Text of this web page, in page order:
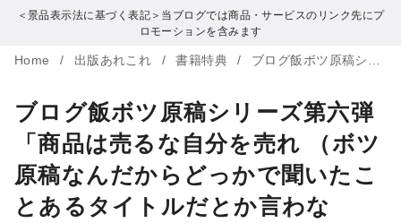
へ
＜景品表示法に基づく表記＞当ブログでは商品・サービスのリンク先にプ
ロモーションを含みます
Home 出版あれこれ 書籍特典 ブログ飯ボツ原稿シリーズ第六弾「商品は売るな自分を売れ （ボツ原稿なんだからどっかで聞いたことあるタイトルだとか言わない）」
ブログ飯ボツ原稿シリーズ第六弾
「商品は売るな自分を売れ （ボツ
原稿なんだからどっかで聞いたこ
とあるタイトルだとか言わな